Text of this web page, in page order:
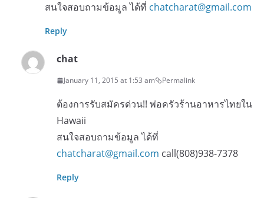
สนใจสอบถามข้อมูล ได้ที่ chatcharat@gmail.com
Reply
chat
January 11, 2015 at 1:53 am Permalink
ต้องการรับสมัครด่วน!! พ่อครัวร้านอาหารไทยใน
Hawaii
สนใจสอบถามข้อมูล ได้ที่
chatcharat@gmail.com call(808)938-7378
Reply